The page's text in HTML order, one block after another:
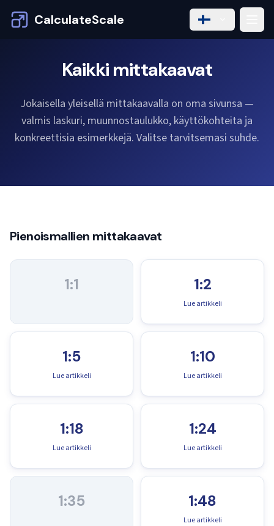
CalculateScale
Kaikki mittakaavat
Jokaisella yleisellä mittakaavalla on oma sivunsa —
valmis laskuri, muunnostaulukko, käyttökohteita ja
konkreettisia esimerkkejä. Valitse tarvitsemasi suhde.
Pienoismallien mittakaavat
1:1 1:2
Lue artikkeli
1:5
Lue artikkeli
1:10
Lue artikkeli
1:18
Lue artikkeli
1:24
Lue artikkeli
1:35 1:48
Lue artikkeli